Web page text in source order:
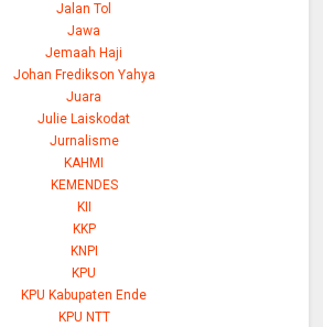
Jalan Tol
Jawa
Jemaah Haji
Johan Fredikson Yahya
Juara
Julie Laiskodat
Jurnalisme
KAHMI
KEMENDES
KII
KKP
KNPI
KPU
KPU Kabupaten Ende
KPU NTT